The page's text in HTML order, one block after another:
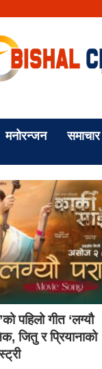
मनोरन्जन समाचार
पहिलो गीत ‘लग्यौ
जितु र प्रियानाको